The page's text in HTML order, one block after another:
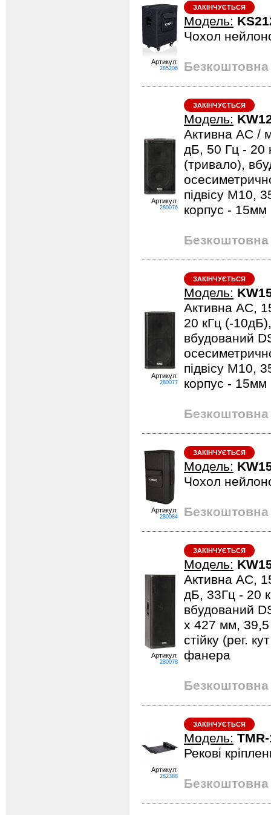
Артикул:
285206
ЗАКІНЧУЄТЬСЯ
Модель:
Чохол
Безкоштовна
Артикул:
280076
ЗАКІНЧУЄТЬСЯ
Модель:
Активна АС /
дБ, 50 Гц - 20
(тривало),
підвісу М10,
корпус -
Безкоштовна
Артикул:
280077
ЗАКІНЧУЄТЬСЯ
Модель:
Активна АС,
20 кГц (-
вбудований
підвісу М10,
корпус -
Безкоштовна
Артикул:
280084
ЗАКІНЧУЄТЬСЯ
Модель:
Чохол
Безкоштовна
Артикул:
280078
ЗАКІНЧУЄТЬСЯ
Модель:
Активна АС,
дБ, 33Гц - 20
вбудований
x 427 мм, 39,5
стійку (рег.
фанера
Безкоштовна
Артикул:
282388
ЗАКІНЧУЄТЬСЯ
Модель:
Рекові
Безкоштовна